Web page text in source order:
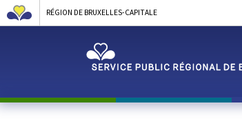
RÉGION DE BRUXELLES-CAPITALE